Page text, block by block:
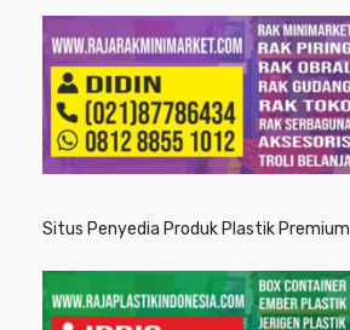
Situs Penyedia Produk Plastik Premium